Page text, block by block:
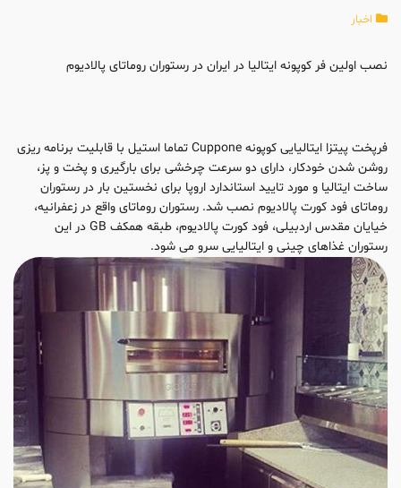
اخبار
نصب اولین فر کوپونه ایتالیا در ایران در رستوران روماتای پالادیوم
فرپخت پیتزا ایتالیایی کوپونه Cuppone تماما استیل با قابلیت برنامه ریزی
روشن شدن خودکار، دارای دو سرعت چرخشی برای بارگیری و پخت و پز،
ساخت ایتالیا و مورد تایید استاندارد اروپا برای نخستین بار در رستوران
روماتای فود کورت پالادیوم نصب شد. رستوران روماتای واقع در زعفرانیه،
خیایان مقدس اردبیلی، فود کورت پالادیوم، طبقه همکف GB در این
رستوران غذاهای چینی و ایتالیایی سرو می شود.